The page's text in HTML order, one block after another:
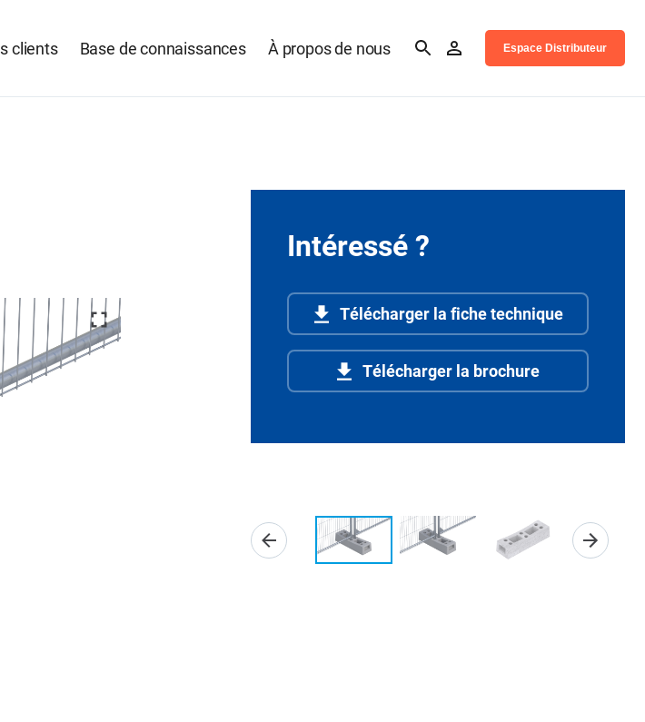
clients Base de connaissances À propos de nous Espace Distributeur
Intéressé ?
Télécharger la fiche technique
Télécharger la brochure